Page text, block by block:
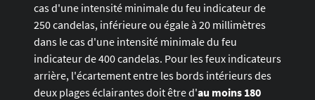
cas d'une intensité minimale du feu indicateur de
250 candelas, inférieure ou égale à 20 millimètres
dans le cas d'une intensité minimale du feu
indicateur de 400 candelas. Pour les feux indicateurs
arrière, l'écartement entre les bords intérieurs des
deux plages éclairantes doit être d'au moins 180